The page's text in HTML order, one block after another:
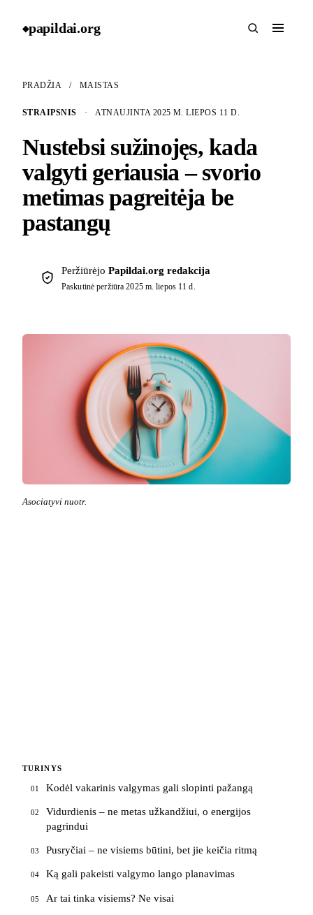
◆papildai.org
PRADŽIA / MAISTAS
STRAIPSNIS · ATNAUJINTA 2025 M. LIEPOS 11 D.
Nustebsi sužinojęs, kada
valgyti geriausia – svorio
metimas pagreitėja be
pastangų
Peržiūrėjo Papildai.org redakcija
Paskutinė peržiūra2025 m. liepos 11 d.
Asociatyvi nuotr.
TURINYS
01 Kodėl vakarinis valgymas gali slopinti pažangą
02
Vidurdienis – ne metas užkandžiui, o energijos
pagrindui
03 Pusryčiai – ne visiems būtini, bet jie keičia ritmą
04 Ką gali pakeisti valgymo lango planavimas
05 Ar tai tinka visiems? Ne visai